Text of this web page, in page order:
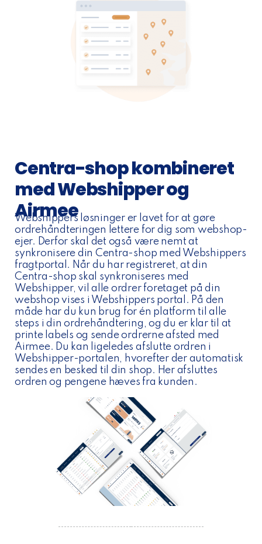
Centra-shop kombineret
med Webshipper og
Airmee
Webshippers løsninger er lavet for at gøre
ordrehåndteringen lettere for dig som webshop-
ejer. Derfor skal det også være nemt at
synkronisere din Centra-shop med Webshippers
fragtportal. Når du har registreret, at din
Centra-shop skal synkroniseres med
Webshipper, vil alle ordrer foretaget på din
webshop vises i Webshippers portal. På den
måde har du kun brug for én platform til alle
steps i din ordrehåndtering, og du er klar til at
printe labels og sende ordrerne afsted med
Airmee. Du kan ligeledes afslutte ordren i
Webshipper-portalen, hvorefter der automatisk
sendes en besked til din shop. Her afsluttes
ordren og pengene hæves fra kunden.